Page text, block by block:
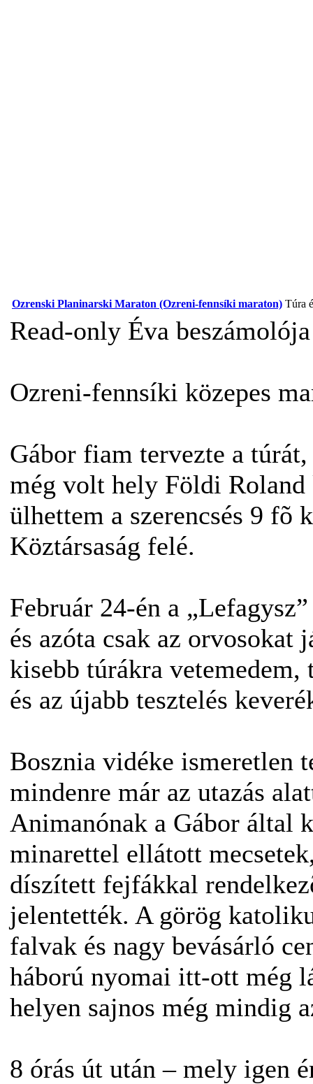
Ozrenski Planinarski Maraton (Ozreni-fennsíki maraton) Túra
Read-only Éva
Ozreni-fennsíki közepes
Gábor fiam tervezte a
még volt hely Földi Roland
ülhettem a szerencsés 9 fõ
Köztársaság felé.
Február 24-én a
és azóta csak az
kisebb túrákra
és az újabb tesztelés
Bosznia vidéke ismeretlen
mindenre már az utazás
Animanónak a Gábor által
minarettel ellátott
díszített fejfákkal
jelentették. A görög
falvak és nagy bevásárló
háború nyomai itt-ott még
helyen sajnos még mindig
8 órás út után – mely igen